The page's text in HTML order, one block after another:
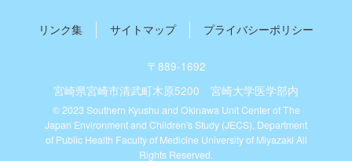
リンク集 サイトマップ プライバシーポリシー
〒889-1692
宮崎県宮崎市清武町木原5200 宮崎大学医学部内
© 2023 Southern Kyushu and Okinawa Unit Center of The
Japan Environment and Children's Study (JECS), Department
of Public Health Faculty of Medicine University of Miyazaki All
Rights Reserved.